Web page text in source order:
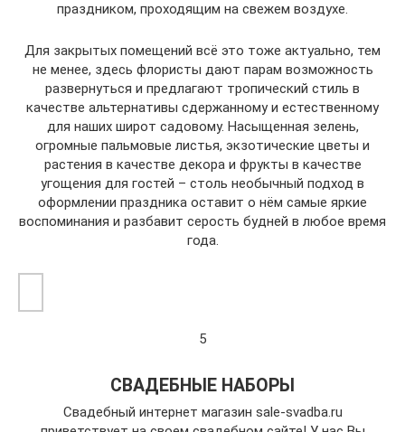
праздником, проходящим на свежем воздухе.
Для закрытых помещений всё это тоже актуально, тем
не менее, здесь флористы дают парам возможность
развернуться и предлагают тропический стиль в
качестве альтернативы сдержанному и естественному
для наших широт садовому. Насыщенная зелень,
огромные пальмовые листья, экзотические цветы и
растения в качестве декора и фрукты в качестве
угощения для гостей – столь необычный подход в
оформлении праздника оставит о нём самые яркие
воспоминания и разбавит серость будней в любое время
года.
5
СВАДЕБНЫЕ НАБОРЫ
Свадебный интернет магазин sale-svadba.ru